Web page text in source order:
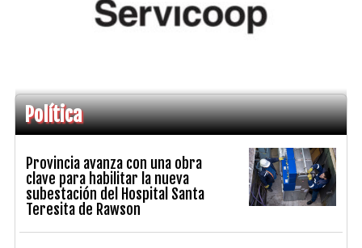
Política
Provincia avanza con una obra
clave para habilitar la nueva
subestación del Hospital Santa
Teresita de Rawson